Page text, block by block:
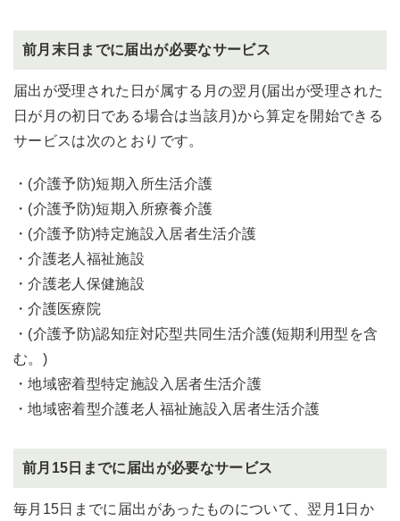
前月末日までに届出が必要なサービス
届出が受理された日が属する月の翌月(届出が受理された
日が月の初日である場合は当該月)から算定を開始できる
サービスは次のとおりです。
・(介護予防)短期入所生活介護
・(介護予防)短期入所療養介護
・(介護予防)特定施設入居者生活介護
・介護老人福祉施設
・介護老人保健施設
・介護医療院
・(介護予防)認知症対応型共同生活介護(短期利用型を含
む。)
・地域密着型特定施設入居者生活介護
・地域密着型介護老人福祉施設入居者生活介護
前月15日までに届出が必要なサービス
毎月15日までに届出があったものについて、翌月1日か